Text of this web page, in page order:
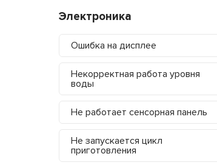
Электроника
Ошибка на дисплее
Некорректная работа уровня
воды
Не работает сенсорная панель
Не запускается цикл
приготовления